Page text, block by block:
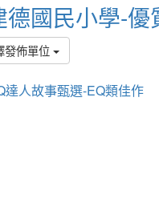
國民小學-優
發佈單位
人故事甄選-EQ類佳作